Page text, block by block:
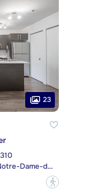
23
Montréal (Côte-des-Neiges/Notre-Dame-de-Grâce)
?